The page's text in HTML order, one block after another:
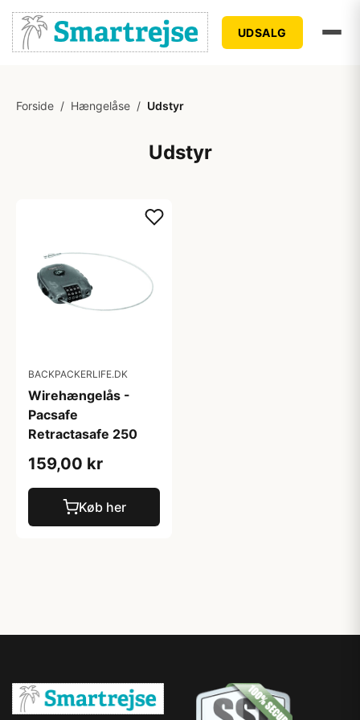
UDSALG
Forside / Hængelåse / Udstyr
Udstyr
BACKPACKERLIFE.DK
Wirehængelås -
Pacsafe
Retractasafe 250
159,00 kr
Køb her